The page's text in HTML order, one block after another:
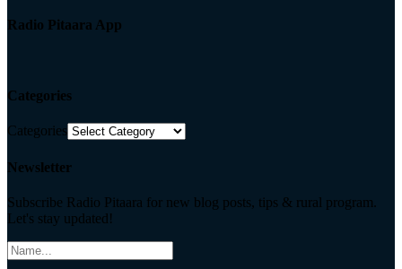
Radio Pitaara App
Categories
Categories
Newsletter
Subscribe Radio Pitaara for new blog posts, tips & rural program.
Let's stay updated!